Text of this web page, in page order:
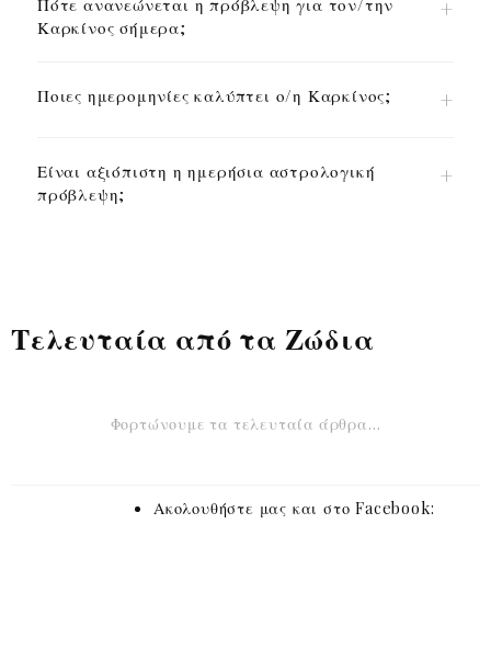
Πότε ανανεώνεται η πρόβλεψη για τον/την
Καρκίνος σήμερα;
Ποιες ημερομηνίες καλύπτει ο/η Καρκίνος;
Είναι αξιόπιστη η ημερήσια αστρολογική
πρόβλεψη;
Τελευταία από τα Ζώδια
Φορτώνουμε τα τελευταία άρθρα…
Ακολουθήστε μας και στο Facebook: